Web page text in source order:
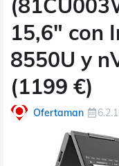
15,6" con
8550U y
(1199 €)
Ofertaman